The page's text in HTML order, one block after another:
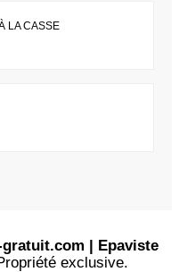
LA CASSE
| Epaviste
exclusive.